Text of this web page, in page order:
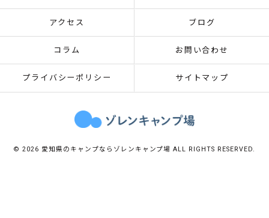
アクセス ブログ
コラム お問い合わせ
プライバシーポリシー サイトマップ
© 2026 愛知県のキャンプならゾレンキャンプ場 ALL RIGHTS RESERVED.